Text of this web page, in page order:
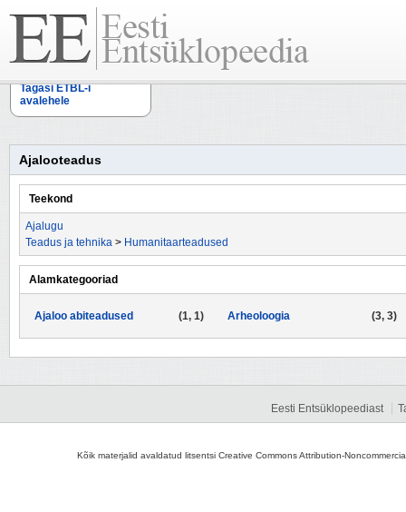
Tagasi ETBL-i
avalehele
Ajalooteadus
Teekond
Ajalugu
Teadus ja tehnika > Humanitaarteadused
Alamkategooriad
(1, 1)
Ajaloo abiteadused (3, 3)
Arheoloogia
Eesti Entsüklopeediast
Kõik materjalid avaldatud litsentsi Creative Commons Attribution-